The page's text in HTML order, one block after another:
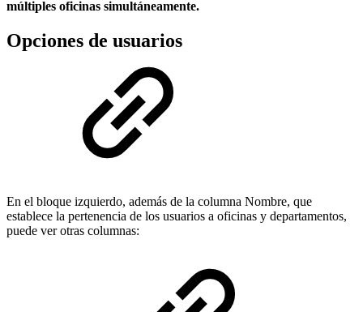
múltiples oficinas simultáneamente.
Opciones de usuarios
En el bloque izquierdo, además de la columna Nombre, que
establece la pertenencia de los usuarios a oficinas y departamentos,
puede ver otras columnas: